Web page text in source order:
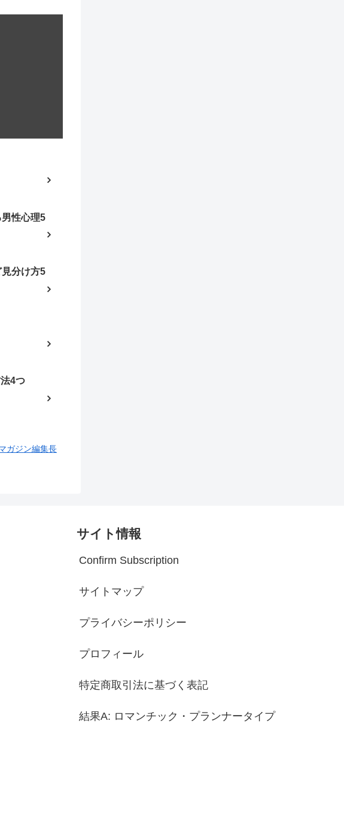
性心理5
分け方5
4つ
ガジン編集長
サイト情報
Confirm Subscription
サイトマップ
プライバシーポリシー
プロフィール
特定商取引法に基づく表記
結果A: ロマンチック・プランナータイプ